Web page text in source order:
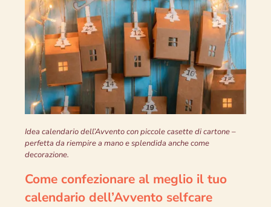
Idea calendario dell’Avvento con piccole casette di cartone –
perfetta da riempire a mano e splendida anche come
decorazione.
Come confezionare al meglio il tuo
calendario dell’Avvento selfcare